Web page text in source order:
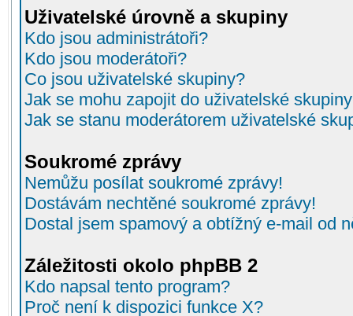
Uživatelské úrovně a skupiny
Kdo jsou administrátoři?
Kdo jsou moderátoři?
Co jsou uživatelské skupiny?
Jak se mohu zapojit do uživatelské
Jak se stanu moderátorem uživatelské
Soukromé zprávy
Nemůžu posílat soukromé zprávy!
Dostávám nechtěné soukromé zprávy!
Dostal jsem spamový a obtížný e-mail od
Záležitosti okolo phpBB 2
Kdo napsal tento program?
Proč není k dispozici funkce X?